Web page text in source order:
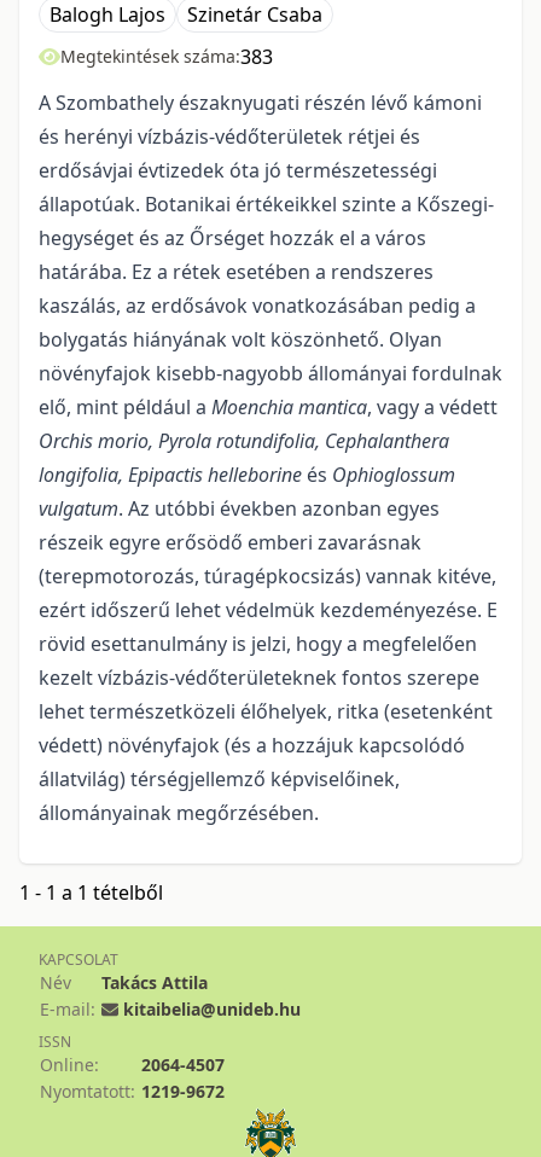
Balogh Lajos Szinetár Csaba
Megtekintések száma:383
A Szombathely északnyugati részén lévő kámoni
és herényi vízbázis-védőterületek rétjei és
erdősávjai évtizedek óta jó természetességi
állapotúak. Botanikai értékeikkel szinte a Kőszegi-
hegységet és az Őrséget hozzák el a város
határába. Ez a rétek esetében a rendszeres
kaszálás, az erdősávok vonatkozásában pedig a
bolygatás hiányának volt köszönhető. Olyan
növényfajok kisebb-nagyobb állományai fordulnak
elő, mint például a Moenchia mantica, vagy a védett
Orchis morio, Pyrola rotundifolia, Cephalanthera
longifolia, Epipactis helleborine és Ophioglossum
vulgatum. Az utóbbi években azonban egyes
részeik egyre erősödő emberi zavarásnak
(terepmotorozás, túragépkocsizás) vannak kitéve,
ezért időszerű lehet védelmük kezdeményezése. E
rövid esettanulmány is jelzi, hogy a megfelelően
kezelt vízbázis-védőterületeknek fontos szerepe
lehet természetközeli élőhelyek, ritka (esetenként
védett) növényfajok (és a hozzájuk kapcsolódó
állatvilág) térségjellemző képviselőinek,
állományainak megőrzésében.
1 - 1 a 1 tételből
KAPCSOLAT
Név
Takács Attila
E-mail:
kitaibelia@unideb.hu
ISSN
Online:
2064-4507
Nyomtatott: 1219-9672